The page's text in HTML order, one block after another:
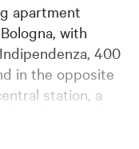
apartment
with
400
in the opposite
station, a
2020.